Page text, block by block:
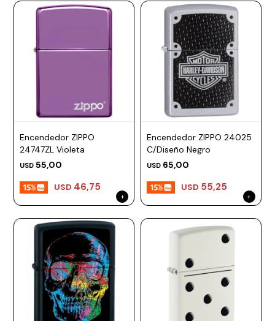
Encendedor ZIPPO
24747ZL Violeta
USD 55,00
USD 46,75
Encendedor ZIPPO 24025
C/Diseño Negro
USD 65,00
USD 55,25